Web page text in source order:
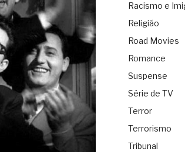
Racismo e
Religião
Road Movies
Romance
Suspense
Série de TV
Terror
Terrorismo
Tribunal